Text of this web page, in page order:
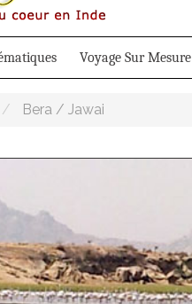
Voyage Sur Mesure
Bera / Jawai